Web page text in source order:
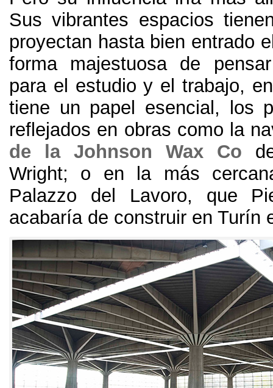
Sus vibrantes espacios
proyectan hasta bien entrado
forma majestuosa de
para el estudio y el trabajo,
tiene un papel esencial ,
los
reflejados en obras como la
de la Johnson Wax Co
Wright; o en la más
Palazzo del Lavoro, que
acabaría de construir en Turín